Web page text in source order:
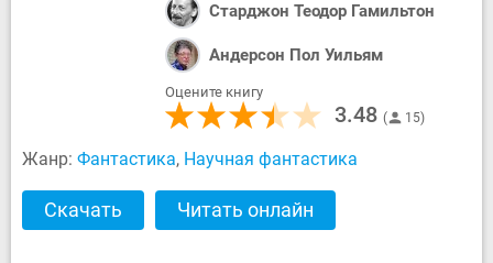
Старджон Теодор Гамильтон
Андерсон Пол Уильям
Оцените книгу
3.48 15
Жанр: Фантастика, Научная фантастика
Скачать Читать онлайн